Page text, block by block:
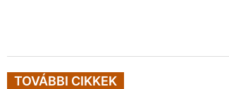
TOVÁBBI CIKKEK